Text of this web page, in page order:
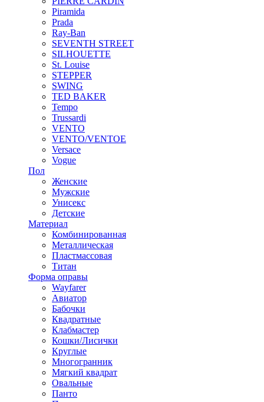
Piramida
Prada
Ray-Ban
SEVENTH STREET
SILHOUETTE
St. Louise
STEPPER
SWING
TED BAKER
Tempo
Trussardi
VENTO
VENTO/VENTOE
Versace
Vogue
Пол
Женские
Мужские
Унисекс
Детские
Материал
Комбинированная
Металлическая
Пластмассовая
Титан
Форма оправы
Wayfarer
Авиатор
Бабочки
Квадратные
Клабмастер
Кошки/Лисички
Круглые
Многогранник
Мягкий квадрат
Овальные
Панто